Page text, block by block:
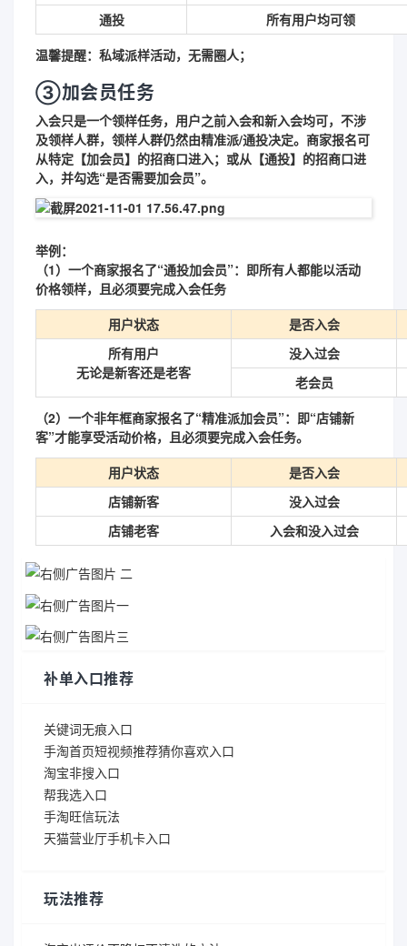
通投
所有用户均可领
温馨提醒：私域派样活动，无需圈人；
③加会员任务
入会只是一个领样任务，用户之前入会和新入会均可，不涉
及领样人群，领样人群仍然由精准派/通投决定。商家报名可
从特定【加会员】的招商口进入；或从【通投】的招商口进
入，并勾选“是否需要加会员”。
举例：
（1）一个商家报名了“通投加会员”：即所有人都能以活动
价格领样，且必须要完成入会任务
用户状态
是否入会
所有用户
无论是新客还是老客
没入过会
老会员
（2）一个非年框商家报名了“精准派加会员”：即“店铺新
客”才能享受活动价格，且必须要完成入会任务。
用户状态
是否入会
店铺新客
没入过会
店铺老客
入会和没入过会
补单入口推荐
关键词无痕入口
手淘首页短视频推荐猜你喜欢入口
淘宝非搜入口
帮我选入口
手淘旺信玩法
天猫营业厅手机卡入口
玩法推荐